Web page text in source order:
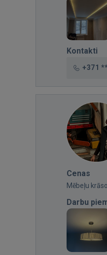
Kontakti
+371
Cenas
Mēbeļu
Darbu